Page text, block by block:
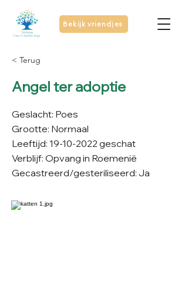
Bekijk vriendjes
< Terug
Angel ter adoptie
Geslacht: Poes
Grootte: Normaal
Leeftijd: 19-10-2022 geschat
Verblijf: Opvang in Roemenië
Gecastreerd/gesteriliseerd: Ja